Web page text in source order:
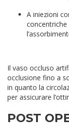
A iniezioni
concentriche
Il vaso occluso
occlusione fino a
in quanto la
per assicurare
POST